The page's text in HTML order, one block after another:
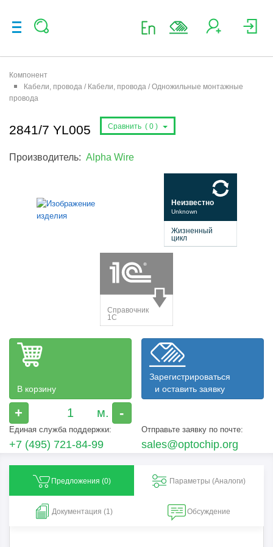
Компонент
Кабели, провода / Кабели, провода / Одножильные монтажные
провода
2841/7 YL005 Сравнить ( 0 )
Производитель: Alpha Wire
В корзину
+ -
Зарегистрироваться
и оставить заявку
Единая служба поддержки:
+7 (495) 721-84-99
Отправьте заявку по почте:
sales@optochip.org
Предложения (0) Параметры (Aналоги)
Документация (1) Обсуждение